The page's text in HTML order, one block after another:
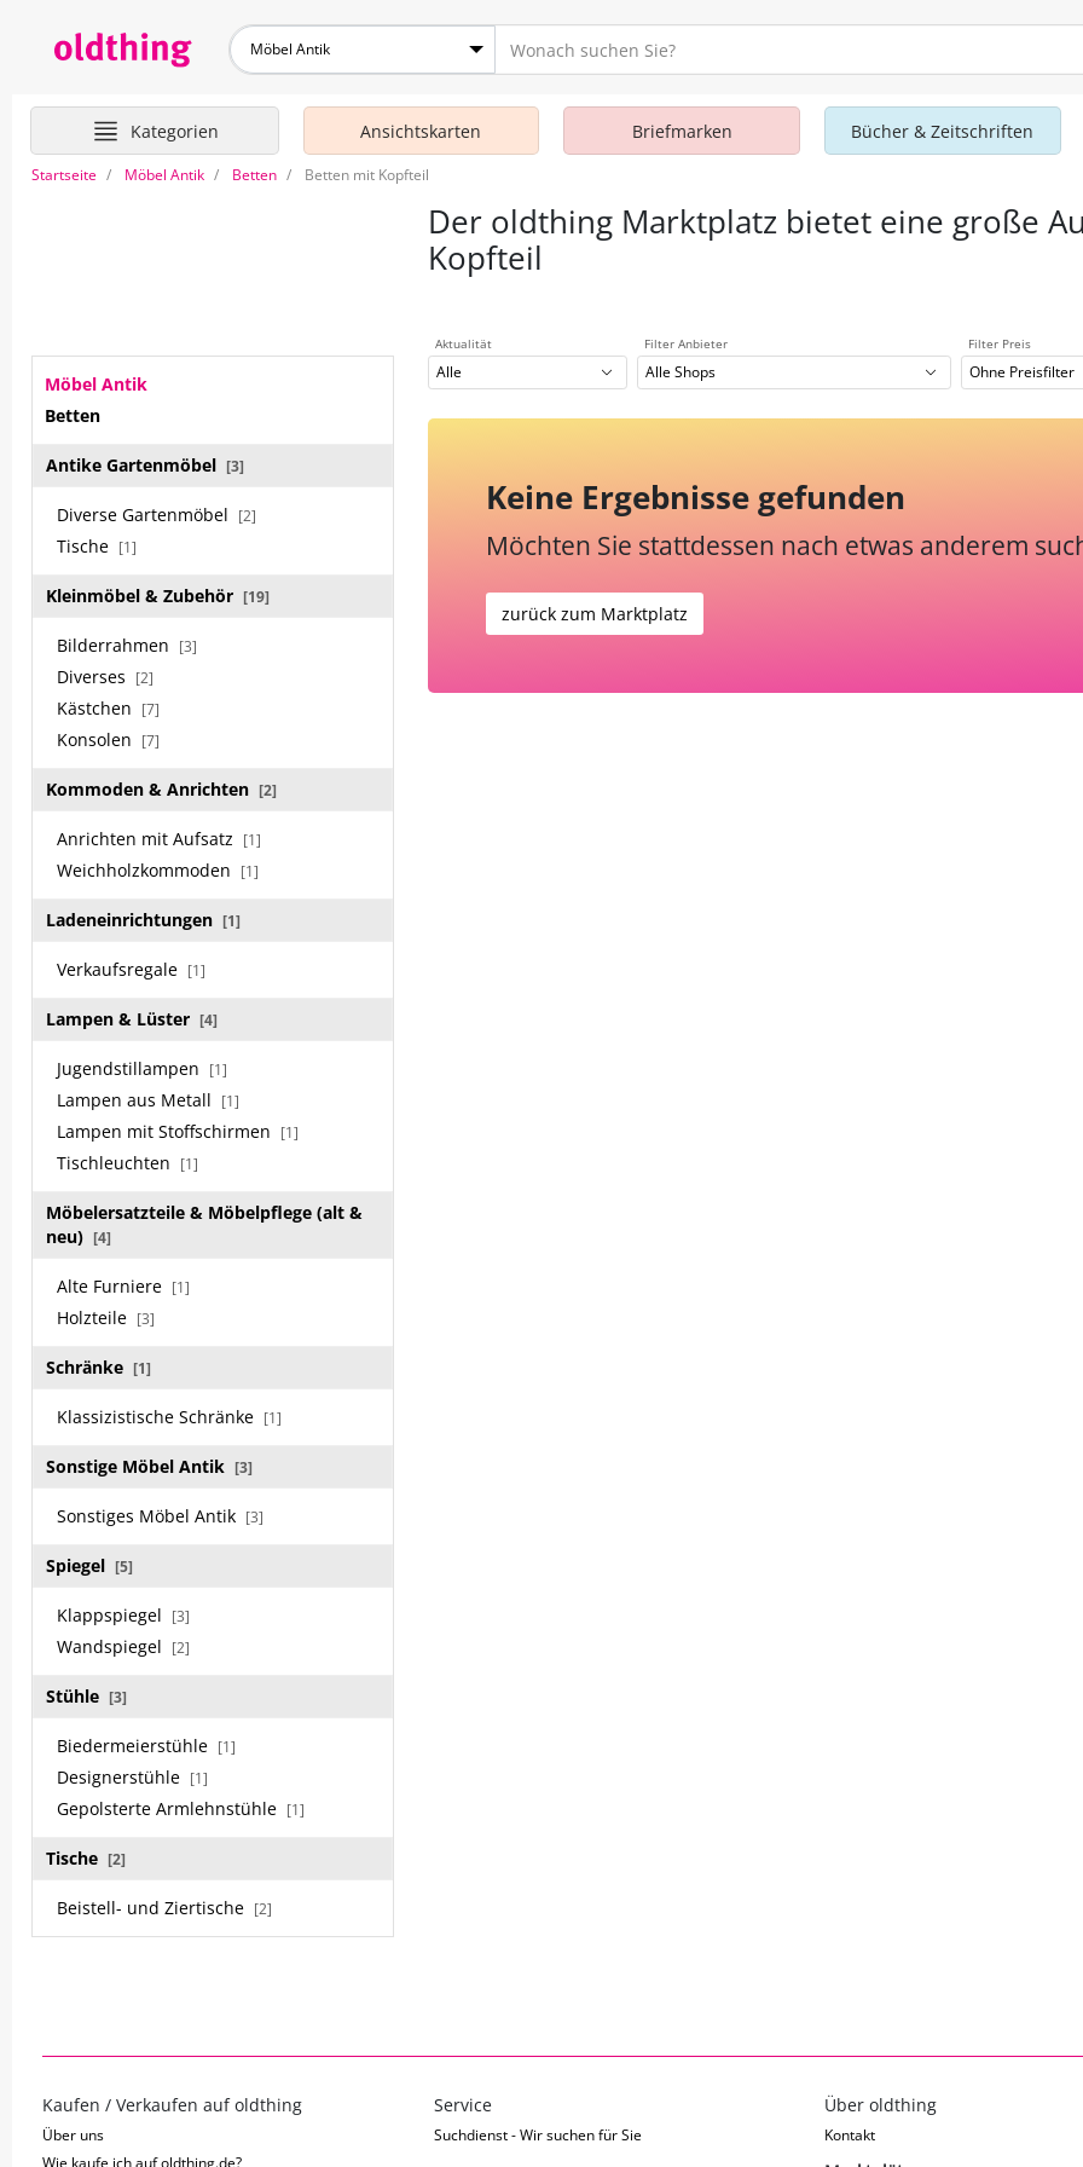
Möbel Antik
Kategorien Ansichtskarten Briefmarken Bücher & Zeitschriften
Startseite Möbel Antik Betten Betten mit Kopfteil
Der oldthing Marktplatz bietet eine große
Kopfteil
Möbel Antik
Betten
Antike Gartenmöbel [3]
Diverse Gartenmöbel [2]
Tische [1]
Kleinmöbel & Zubehör [19]
Bilderrahmen [3]
Diverses [2]
Kästchen [7]
Konsolen [7]
Kommoden & Anrichten [2]
Anrichten mit Aufsatz [1]
Weichholzkommoden [1]
Ladeneinrichtungen [1]
Verkaufsregale [1]
Lampen & Lüster [4]
Jugendstillampen [1]
Lampen aus Metall [1]
Lampen mit Stoffschirmen [1]
Tischleuchten [1]
Möbelersatzteile & Möbelpflege (alt &
neu) [4]
Alte Furniere [1]
Holzteile [3]
Schränke [1]
Klassizistische Schränke [1]
Sonstige Möbel Antik [3]
Sonstiges Möbel Antik [3]
Spiegel [5]
Klappspiegel [3]
Wandspiegel [2]
Stühle [3]
Biedermeierstühle [1]
Designerstühle [1]
Gepolsterte Armlehnstühle [1]
Tische [2]
Beistell- und Ziertische [2]
Aktualität
Alle
Filter Anbieter
Alle Shops
Filter Preis
Ohne Preisfilter
Keine Ergebnisse gefunden
Möchten Sie stattdessen nach etwas anderem
zurück zum Marktplatz
Kaufen / Verkaufen auf oldthing
Über uns
Wie kaufe ich auf oldthing.de?
Service
Suchdienst - Wir suchen für Sie
Über oldthing
Kontakt